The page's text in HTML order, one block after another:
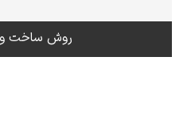
رامبرانتروش ساخت و